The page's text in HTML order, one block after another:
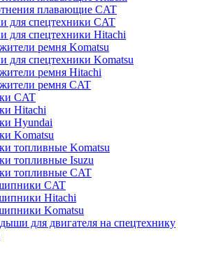
плавающие CAT
для спецтехники CAT
для спецтехники Hitachi
ремня Komatsu
для спецтехники Komatsu
ремня Hitachi
ремня CAT
CAT
Hitachi
Hyundai
Komatsu
топливные Komatsu
топливные Isuzu
топливные CAT
CAT
Hitachi
Komatsu
для двигателя на спецтехнику